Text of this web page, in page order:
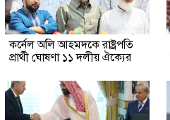
কর্নেল অলি আহমদকে রাষ্ট্রপতি
প্রার্থী ঘোষণা ১১ দলীয় ঐক্যের